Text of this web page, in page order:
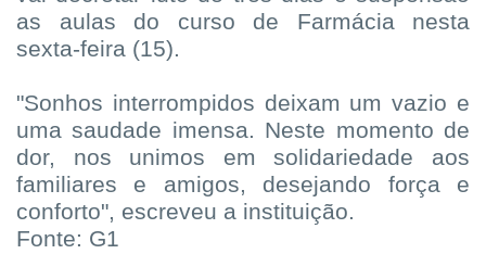
as aulas do curso de Farmácia nesta
sexta-feira (15).
"Sonhos interrompidos deixam um vazio e
uma saudade imensa. Neste momento de
dor, nos unimos em solidariedade aos
familiares e amigos, desejando força e
conforto", escreveu a instituição.
Fonte: G1